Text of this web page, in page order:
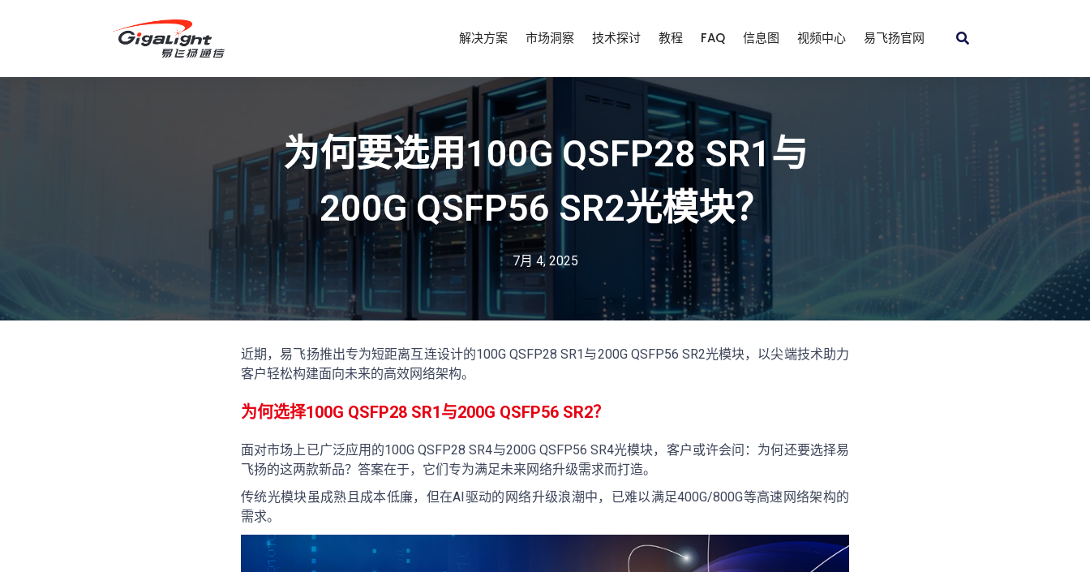
开放光网络器件的向导
解决方案 市场洞察 技术探讨 教程 FAQ 信息图 视频中心 易飞扬官网
为何要选用100G QSFP28 SR1与
200G QSFP56 SR2光模块？
7月 4, 2025
近期，易飞扬推出专为短距离互连设计的100G QSFP28 SR1与200G QSFP56 SR2光模块，以尖端技术助力
客户轻松构建面向未来的高效网络架构。
为何选择100G QSFP28 SR1与200G QSFP56 SR2？
面对市场上已广泛应用的100G QSFP28 SR4与200G QSFP56 SR4光模块，客户或许会问：为何还要选择易
飞扬的这两款新品？答案在于，它们专为满足未来网络升级需求而打造。
传统光模块虽成熟且成本低廉，但在AI驱动的网络升级浪潮中，已难以满足400G/800G等高速网络架构的
需求。